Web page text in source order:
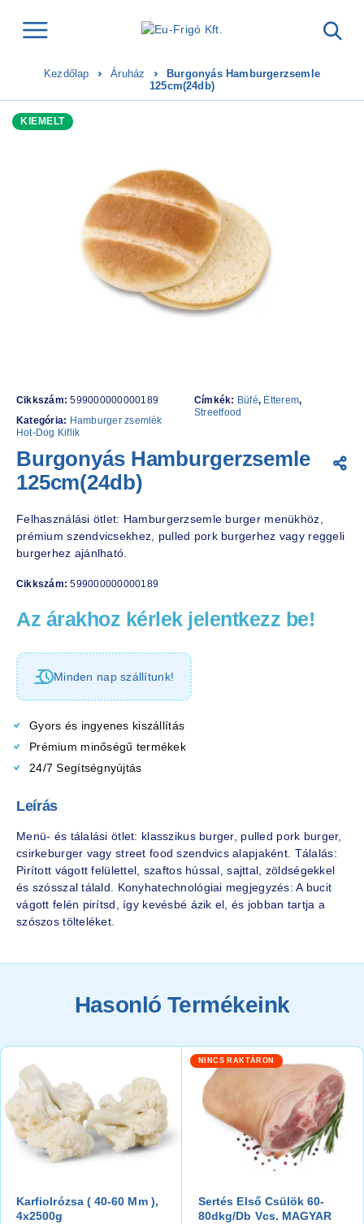
Kezdőlap Áruház
Burgonyás Hamburgerzsemle
125cm(24db)
KIEMELT
Cikkszám:599000000000189
Kategória: Hamburger zsemlék
Hot-Dog Kiflik
Címkék: Büfé, Étterem,
Streetfood
Burgonyás Hamburgerzsemle
125cm(24db)
Felhasználási ötlet: Hamburgerzsemle burger menükhöz,
prémium szendvicsekhez, pulled pork burgerhez vagy reggeli
burgerhez ajánlható.
Cikkszám:599000000000189
Az árakhoz kérlek jelentkezz be!
Minden nap szállítunk!
Gyors és ingyenes kiszállítás
Prémium minőségű termékek
24/7 Segítségnyújtás
Leírás
Menü- és tálalási ötlet: klasszikus burger, pulled pork burger,
csirkeburger vagy street food szendvics alapjaként. Tálalás:
Pirított vágott felülettel, szaftos hússal, sajttal, zöldségekkel
és szósszal tálald. Konyhatechnológiai megjegyzés: A bucit
vágott felén pirítsd, így kevésbé ázik el, és jobban tartja a
szószos tölteléket.
Hasonló Termékeink
Karfiolrózsa ( 40-60 Mm ),
4x2500g
NINCS RAKTÁRON
Sertés Első Csülök 60-
80dkg/db Vcs. MAGYAR